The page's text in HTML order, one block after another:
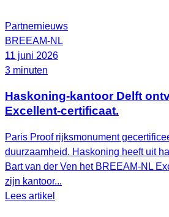
Partnernieuws
BREEAM-NL
11 juni 2026
3 minuten
Haskoning-kantoor Delft
Excellent-certificaat.
Paris Proof rijksmonument
duurzaamheid. Haskoning heeft uit
Bart van der Ven het BREEAM‑NL
zijn kantoor...
Lees artikel